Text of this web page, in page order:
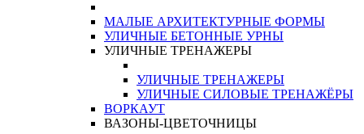
МАЛЫЕ АРХИТЕКТУРНЫЕ ФОРМЫ
УЛИЧНЫЕ БЕТОННЫЕ УРНЫ
УЛИЧНЫЕ ТРЕНАЖЕРЫ
УЛИЧНЫЕ ТРЕНАЖЕРЫ
УЛИЧНЫЕ СИЛОВЫЕ ТРЕНАЖЁРЫ
ВОРКАУТ
ВАЗОНЫ-ЦВЕТОЧНИЦЫ